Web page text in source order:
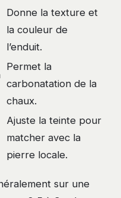
Donne la texture et
la couleur de
l’enduit.
Permet la
carbonatation de la
chaux.
Ajuste la teinte pour
matcher avec la
pierre locale.
sur une